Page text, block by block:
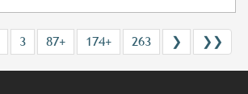
3 87+ 174+ 263 ❯ ❯❯